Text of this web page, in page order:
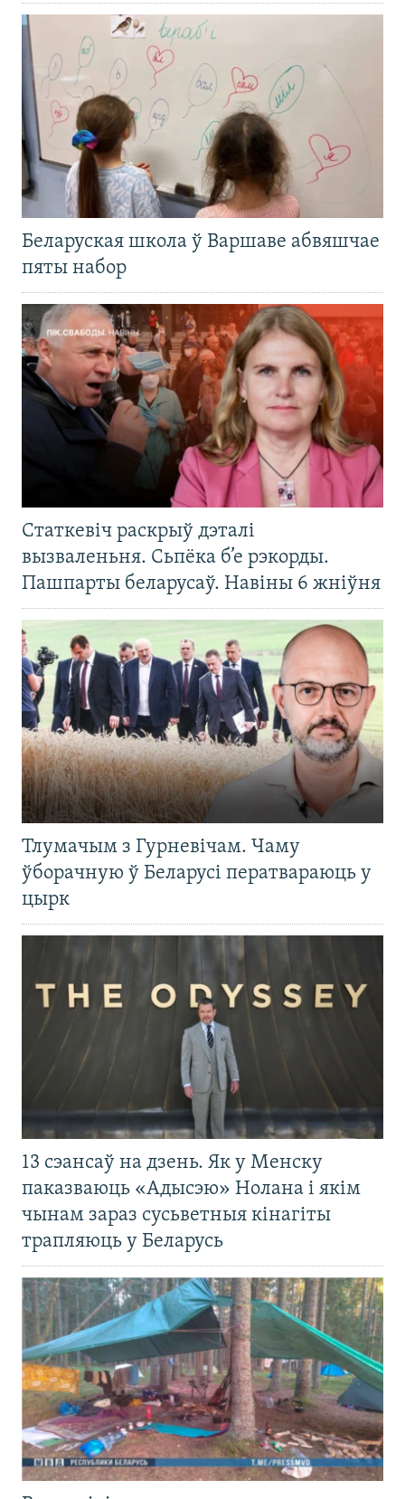
Беларуская школа ў Варшаве абвяшчае
пяты набор
Статкевіч раскрыў дэталі
вызваленьня. Сьпёка б’е рэкорды.
Пашпарты беларусаў. Навіны 6 жніўня
Тлумачым з Гурневічам. Чаму
ўборачную ў Беларусі ператвараюць у
цырк
13 сэансаў на дзень. Як у Менску
паказваюць «Адысэю» Нолана і якім
чынам зараз сусьветныя кінагіты
трапляюць у Беларусь